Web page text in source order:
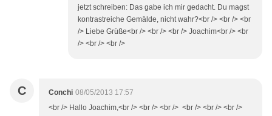
jetzt schreiben: Das gabe ich mir gedacht. Du magst
kontrastreiche Gemälde, nicht wahr?<br /> <br /> <br
/> Liebe Grüße<br /> <br /> <br /> Joachim<br /> <br
/> <br /> <br />
C Conchi 08/05/2013 17:57
<br /> Hallo Joachim,<br /> <br /> <br /> <br /> <br /> <br />